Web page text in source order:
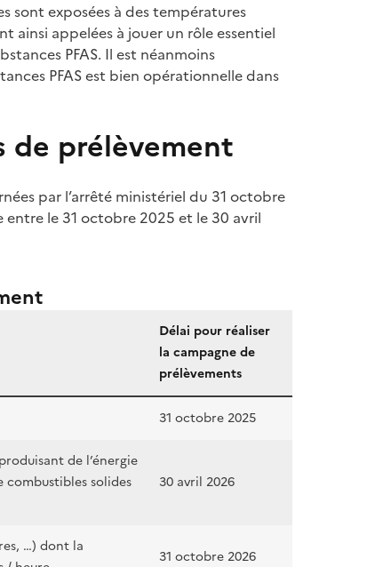
sont exposées à des températures
ainsi appelées à jouer un rôle essentiel
PFAS. Il est néanmoins
PFAS est bien opérationnelle dans
de prélèvement
par l’arrêté ministériel du 31 octobre
entre le 31 octobre 2025 et le 30 avril
Délai pour réaliser
la campagne de
prélèvements
31 octobre 2025
de l’énergie
combustibles solides
30 avril 2026
…) dont la
31 octobre 2026